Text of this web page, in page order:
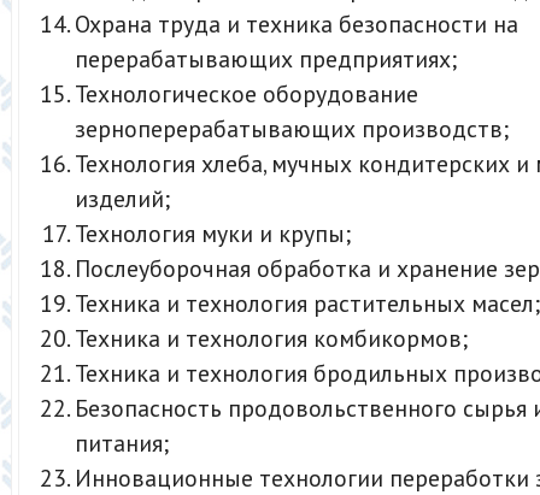
Охрана труда и техника безопасности на
перерабатывающих предприятиях;
Технологическое оборудование
зерноперерабатывающих производств;
Технология хлеба, мучных кондитерских
изделий;
Технология муки и крупы;
Послеуборочная обработка и хранение
Техника и технология растительных масел;
Техника и технология комбикормов;
Техника и технология бродильных
Безопасность продовольственного сырья
питания;
Инновационные технологии переработки